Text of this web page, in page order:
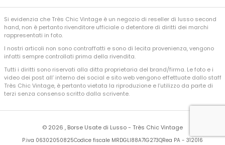
Si evidenzia che Très Chic Vintage è un negozio di reseller di lusso second
hand, non è pertanto rivenditore ufficiale o detentore di diritti dei marchi
rappresentati in foto.
I nostri articoli non sono contraffatti e sono di lecita provenienza, vengono
infatti sempre controllati prima della rivendita.
Tutti i diritti sono riservati alla ditta proprietaria del brand/firma. Le foto e i
video dei post all’ interno dei social e sito web vengono effettuate dallo staff
Très Chic Vintage, è pertanto vietata la riproduzione e l’utilizzo da parte di
terzi senza consenso scritto dalla scrivente.
© 2026 , Borse Usate di Lusso - Très Chic Vintage
P.iva 06302050825Codice fiscale MRDGLI88A71G273QRea PA - 312016